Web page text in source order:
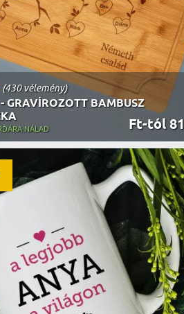
(430 vélemény)
GRAVÍROZOTT BAMBUSZ
Ft-tól
NÁLAD